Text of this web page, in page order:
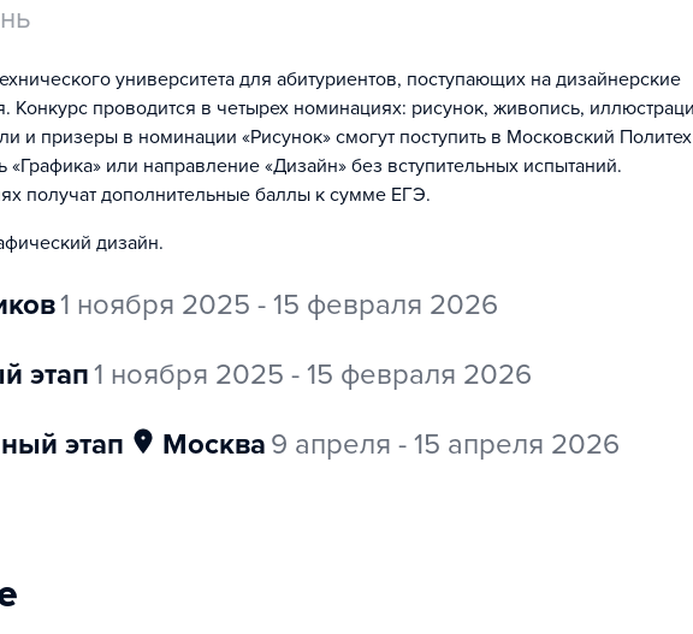
университета для абитуриентов, поступающих на дизайнерские
Конкурс проводится в четырех номинациях: рисунок, живопись,
и призеры в номинации «Рисунок» смогут поступить в Московский Политех
«Графика» или направление «Дизайн» без вступительных испытаний.
получат дополнительные баллы к сумме ЕГЭ.
дизайн.
1 ноября 2025 - 15 февраля 2026
этап 1 ноября 2025 - 15 февраля 2026
этап
Москва 9 апреля - 15 апреля 2026